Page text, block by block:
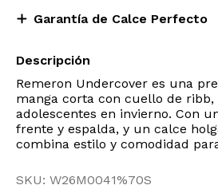
Garantía de Calce Perfecto
Descripción
Remeron Undercover es una
manga corta con cuello de ribb,
adolescentes en invierno. Con
frente y espalda, y un calce
combina estilo y comodidad
SKU: W26M0041%70S